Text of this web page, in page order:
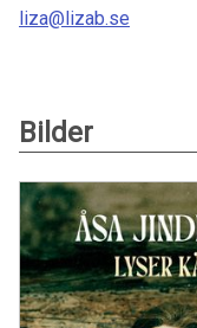
liza@lizab.se
Bilder